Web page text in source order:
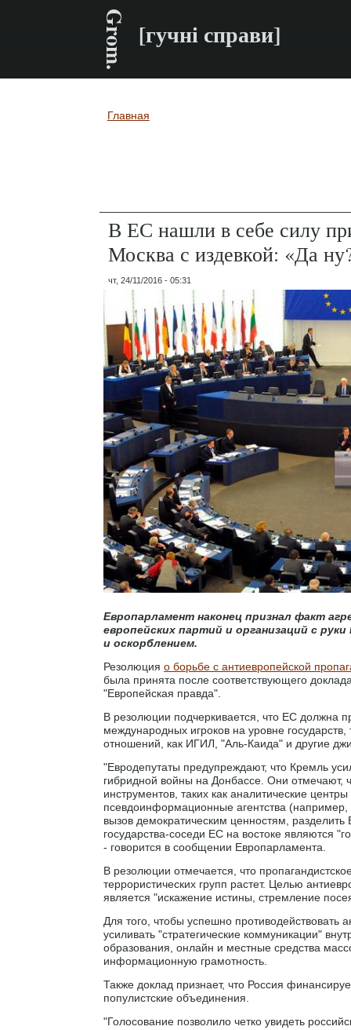
Grom. [гучні справи]
Вы здесь
Главная
В ЕС нашли в себе силу
Москва с издевкой: «Да
чт, 24/11/2016 - 05:31
Европарламент наконец признал факт
европейских партий и организаций с
и оскорблением.
Резолюция о борьбе с антиевропейской
была принята после соответствующего
"Европейская правда".
В резолюции подчеркивается, что ЕС должна
международных игроков на уровне
отношений, как ИГИЛ, "Аль-Каида" и другие
"Евродепутаты предупреждают, что Кремль
гибридной войны на Донбассе. Они отмечают,
инструментов, таких как аналитические
псевдоинформационные агентства
вызов демократическим ценностям,
государства-соседи ЕС на востоке являются
- говорится в сообщении Европарламента.
В резолюции отмечается, что
террористических групп растет. Целью
является "искажение истины, стремление
Для того, чтобы успешно противодействовать
усиливать "стратегические коммуникации"
образования, онлайн и местные средства
информационную грамотность.
Также доклад признает, что Россия
популистские объединения.
"Голосование позволило четко увидеть